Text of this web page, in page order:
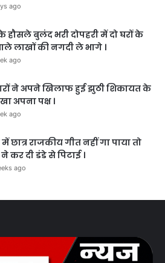
ago
हौसले बुलंद भरी दोपहरी में दो घरों के
लाखों की नगदी ले भागे ।
ago
ने अपने खिलाफ हुई झुठी शिकायत के
अपना पक्ष ।
ago
छात्र राजकीय गीत नहीं गा पाया तो
कर दी डंडे से पिटाई ।
ago